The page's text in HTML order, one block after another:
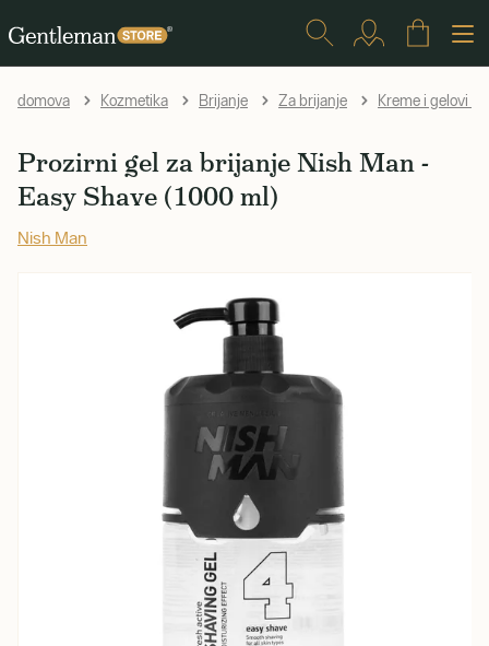
domova Kozmetika Brijanje Za brijanje Kreme i gelovi
Prozirni gel za brijanje Nish Man -
Easy Shave (1000 ml)
Nish Man